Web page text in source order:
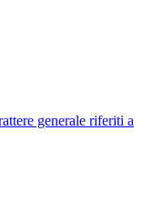
generale riferiti a